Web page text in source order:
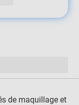
de maquillage et